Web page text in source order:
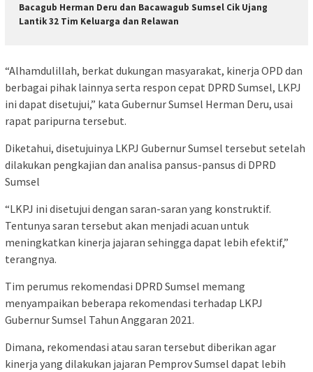
Bacagub Herman Deru dan Bacawagub Sumsel Cik Ujang
Lantik 32 Tim Keluarga dan Relawan
“Alhamdulillah, berkat dukungan masyarakat, kinerja OPD dan
berbagai pihak lainnya serta respon cepat DPRD Sumsel, LKPJ
ini dapat disetujui,” kata Gubernur Sumsel Herman Deru, usai
rapat paripurna tersebut.
Diketahui, disetujuinya LKPJ Gubernur Sumsel tersebut setelah
dilakukan pengkajian dan analisa pansus-pansus di DPRD
Sumsel
“LKPJ ini disetujui dengan saran-saran yang konstruktif.
Tentunya saran tersebut akan menjadi acuan untuk
meningkatkan kinerja jajaran sehingga dapat lebih efektif,”
terangnya.
Tim perumus rekomendasi DPRD Sumsel memang
menyampaikan beberapa rekomendasi terhadap LKPJ
Gubernur Sumsel Tahun Anggaran 2021.
Dimana, rekomendasi atau saran tersebut diberikan agar
kinerja yang dilakukan jajaran Pemprov Sumsel dapat lebih